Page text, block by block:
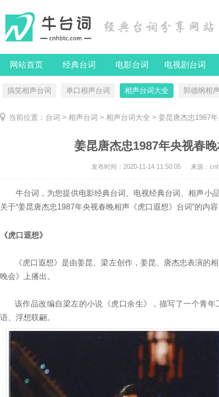
网站首页 经典台词 电影台词 电视剧台词
搞笑相声台词 单口相声台词 相声台词大全 郭德纲相
当前位置： 台词 > 相声台词 > 相声台词大全 > 姜昆唐杰忠1987
姜昆唐杰忠1987年央视春
发布时间： 2020-11-14 11:50:05 来源：
牛台词，为您提供电影经典台词、电视经典台词、相声小
关于“姜昆唐杰忠1987年央视春晚相声《虎口遐想》台词”的内
《虎口遐想》
《虎口遐想》是由姜昆、梁左创作，姜昆、唐杰忠表演
晚会》上播出。
该作品改编自梁左的小说《虎口余生》，描写了一个青
语、浮想联翩。